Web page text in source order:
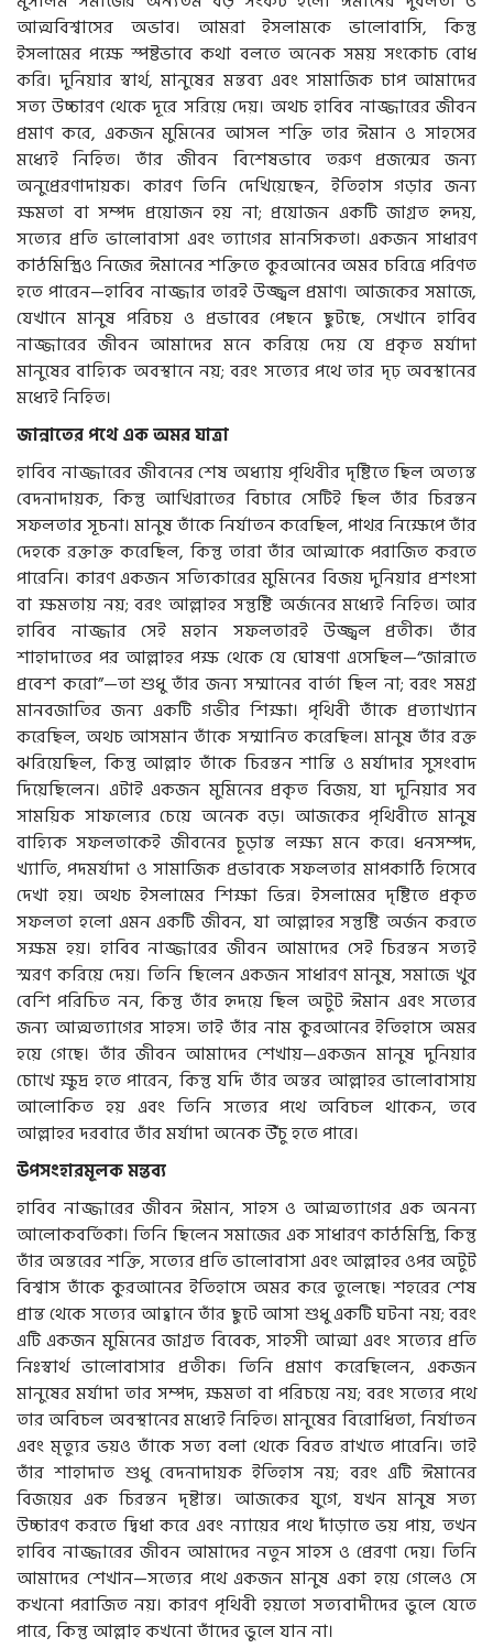
আত্মবিশ্বাসের অভাব। আমরা ইসলামকে ভালোবাসি, কিন্তু
ইসলামের পক্ষে স্পষ্টভাবে কথা বলতে অনেক সময় সংকোচ বোধ
করি। দুনিয়ার স্বার্থ, মানুষের মন্তব্য এবং সামাজিক চাপ আমাদের
সত্য উচ্চারণ থেকে দূরে সরিয়ে দেয়। অথচ হাবিব নাজ্জারের জীবন
প্রমাণ করে, একজন মুমিনের আসল শক্তি তার ঈমান ও সাহসের
মধ্যেই নিহিত। তাঁর জীবন বিশেষভাবে তরুণ প্রজন্মের জন্য
অনুপ্রেরণাদায়ক। কারণ তিনি দেখিয়েছেন, ইতিহাস গড়ার জন্য
ক্ষমতা বা সম্পদ প্রয়োজন হয় না; প্রয়োজন একটি জাগ্রত হৃদয়,
সত্যের প্রতি ভালোবাসা এবং ত্যাগের মানসিকতা। একজন সাধারণ
কাঠমিস্ত্রিও নিজের ঈমানের শক্তিতে কুরআনের অমর চরিত্রে পরিণত
হতে পারেন—হাবিব নাজ্জার তারই উজ্জ্বল প্রমাণ। আজকের সমাজে,
যেখানে মানুষ পরিচয় ও প্রভাবের পেছনে ছুটছে, সেখানে হাবিব
নাজ্জারের জীবন আমাদের মনে করিয়ে দেয় যে প্রকৃত মর্যাদা
মানুষের বাহ্যিক অবস্থানে নয়; বরং সত্যের পথে তার দৃঢ় অবস্থানের
মধ্যেই নিহিত।
জান্নাতের পথে এক অমর যাত্রা
হাবিব নাজ্জারের জীবনের শেষ অধ্যায় পৃথিবীর দৃষ্টিতে ছিল অত্যন্ত
বেদনাদায়ক, কিন্তু আখিরাতের বিচারে সেটিই ছিল তাঁর চিরন্তন
সফলতার সূচনা। মানুষ তাঁকে নির্যাতন করেছিল, পাথর নিক্ষেপে তাঁর
দেহকে রক্তাক্ত করেছিল, কিন্তু তারা তাঁর আত্মাকে পরাজিত করতে
পারেনি। কারণ একজন সত্যিকারের মুমিনের বিজয় দুনিয়ার প্রশংসা
বা ক্ষমতায় নয়; বরং আল্লাহর সন্তুষ্টি অর্জনের মধ্যেই নিহিত। আর
হাবিব নাজ্জার সেই মহান সফলতারই উজ্জ্বল প্রতীক। তাঁর
শাহাদাতের পর আল্লাহর পক্ষ থেকে যে ঘোষণা এসেছিল—“জান্নাতে
প্রবেশ করো”—তা শুধু তাঁর জন্য সম্মানের বার্তা ছিল না; বরং সমগ্র
মানবজাতির জন্য একটি গভীর শিক্ষা। পৃথিবী তাঁকে প্রত্যাখ্যান
করেছিল, অথচ আসমান তাঁকে সম্মানিত করেছিল। মানুষ তাঁর রক্ত
ঝরিয়েছিল, কিন্তু আল্লাহ তাঁকে চিরন্তন শান্তি ও মর্যাদার সুসংবাদ
দিয়েছিলেন। এটাই একজন মুমিনের প্রকৃত বিজয়, যা দুনিয়ার সব
সাময়িক সাফল্যের চেয়ে অনেক বড়। আজকের পৃথিবীতে মানুষ
বাহ্যিক সফলতাকেই জীবনের চূড়ান্ত লক্ষ্য মনে করে। ধনসম্পদ,
খ্যাতি, পদমর্যাদা ও সামাজিক প্রভাবকে সফলতার মাপকাঠি হিসেবে
দেখা হয়। অথচ ইসলামের শিক্ষা ভিন্ন। ইসলামের দৃষ্টিতে প্রকৃত
সফলতা হলো এমন একটি জীবন, যা আল্লাহর সন্তুষ্টি অর্জন করতে
সক্ষম হয়। হাবিব নাজ্জারের জীবন আমাদের সেই চিরন্তন সত্যই
স্মরণ করিয়ে দেয়। তিনি ছিলেন একজন সাধারণ মানুষ, সমাজে খুব
বেশি পরিচিত নন, কিন্তু তাঁর হৃদয়ে ছিল অটুট ঈমান এবং সত্যের
জন্য আত্মত্যাগের সাহস। তাই তাঁর নাম কুরআনের ইতিহাসে অমর
হয়ে গেছে। তাঁর জীবন আমাদের শেখায়—একজন মানুষ দুনিয়ার
চোখে ক্ষুদ্র হতে পারেন, কিন্তু যদি তাঁর অন্তর আল্লাহর ভালোবাসায়
আলোকিত হয় এবং তিনি সত্যের পথে অবিচল থাকেন, তবে
আল্লাহর দরবারে তাঁর মর্যাদা অনেক উঁচু হতে পারে।
উপসংহারমূলক মন্তব্য
হাবিব নাজ্জারের জীবন ঈমান, সাহস ও আত্মত্যাগের এক অনন্য
আলোকবর্তিকা। তিনি ছিলেন সমাজের এক সাধারণ কাঠমিস্ত্রি, কিন্তু
তাঁর অন্তরের শক্তি, সত্যের প্রতি ভালোবাসা এবং আল্লাহর ওপর অটুট
বিশ্বাস তাঁকে কুরআনের ইতিহাসে অমর করে তুলেছে। শহরের শেষ
প্রান্ত থেকে সত্যের আহ্বানে তাঁর ছুটে আসা শুধু একটি ঘটনা নয়; বরং
এটি একজন মুমিনের জাগ্রত বিবেক, সাহসী আত্মা এবং সত্যের প্রতি
নিঃস্বার্থ ভালোবাসার প্রতীক। তিনি প্রমাণ করেছিলেন, একজন
মানুষের মর্যাদা তার সম্পদ, ক্ষমতা বা পরিচয়ে নয়; বরং সত্যের পথে
তার অবিচল অবস্থানের মধ্যেই নিহিত। মানুষের বিরোধিতা, নির্যাতন
এবং মৃত্যুর ভয়ও তাঁকে সত্য বলা থেকে বিরত রাখতে পারেনি। তাই
তাঁর শাহাদাত শুধু বেদনাদায়ক ইতিহাস নয়; বরং এটি ঈমানের
বিজয়ের এক চিরন্তন দৃষ্টান্ত। আজকের যুগে, যখন মানুষ সত্য
উচ্চারণ করতে দ্বিধা করে এবং ন্যায়ের পথে দাঁড়াতে ভয় পায়, তখন
হাবিব নাজ্জারের জীবন আমাদের নতুন সাহস ও প্রেরণা দেয়। তিনি
আমাদের শেখান—সত্যের পথে একজন মানুষ একা হয়ে গেলেও সে
কখনো পরাজিত নয়। কারণ পৃথিবী হয়তো সত্যবাদীদের ভুলে যেতে
পারে, কিন্তু আল্লাহ কখনো তাঁদের ভুলে যান না।